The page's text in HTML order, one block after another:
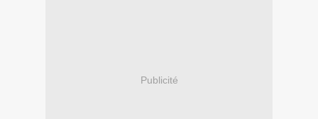
Publicité